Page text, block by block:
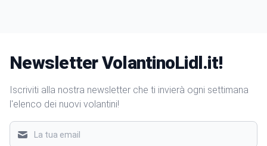
Newsletter VolantinoLidl.it!
Iscriviti alla nostra newsletter che ti invierà ogni settimana
l'elenco dei nuovi volantini!